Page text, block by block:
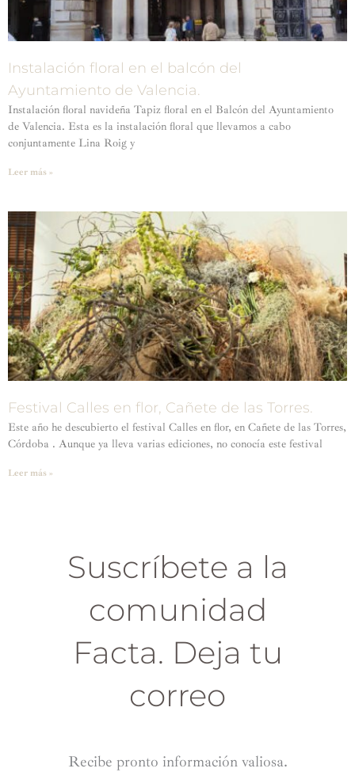
Instalación floral en el balcón del
Ayuntamiento de Valencia.
Instalación floral navideña Tapiz floral en el Balcón del Ayuntamiento
de Valencia. Esta es la instalación floral que llevamos a cabo
conjuntamente Lina Roig y
Leer más »
Festival Calles en flor, Cañete de las Torres.
Este año he descubierto el festival Calles en flor, en Cañete de las Torres,
Córdoba . Aunque ya lleva varias ediciones, no conocía este festival
Leer más »
Suscríbete a la
comunidad
Facta. Deja tu
correo
Recibe pronto información valiosa.